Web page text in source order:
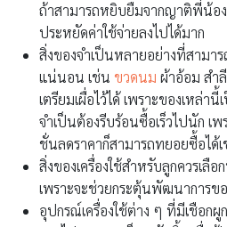
ถ้าสามารถหยิบยืมจากญาติพี่น้อ
ประหยัดค่าใช้จ่ายลงไปได้มาก
สิ่งของจำเป็นหลายอย่างที่สามา
แน่นอน เช่น ขวดนม ผ้าอ้อม สำ
เตรียมเผื่อไว้ได้ เพราะของเหล่า
จำเป็นต้องรีบร้อนซื้อเร็วไปนัก เพ
ชั่นลดราคาก็สามารถทยอยซื้อได้
สิ่งของเครื่องใช้สำหรับลูกควรเลื
เพราะจะช่วยกระตุ้นพัฒนาการข
อุปกรณ์เครื่องใช้ต่าง ๆ ที่มีเชือก